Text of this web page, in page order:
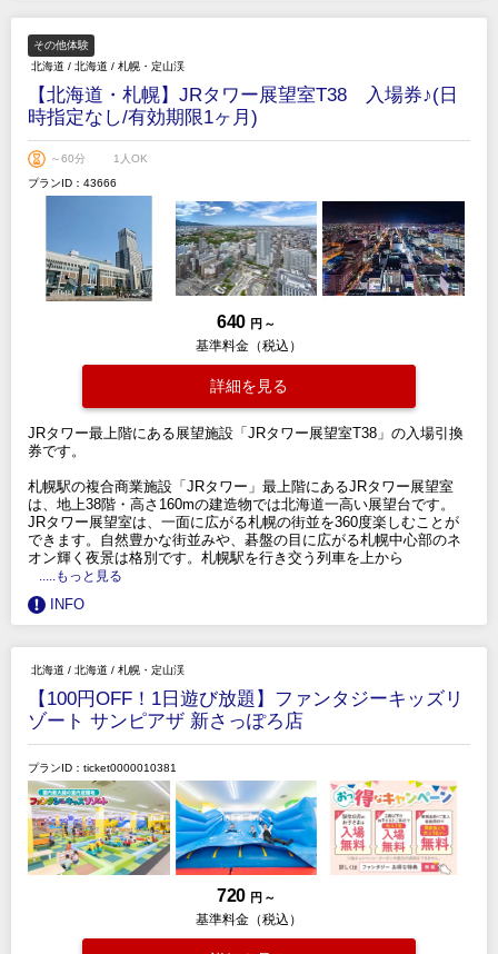
その他体験
北海道 / 北海道 / 札幌・定山渓
【北海道・札幌】JRタワー展望室T38 入場券♪(日
時指定なし/有効期限1ヶ月)
～60分
1人OK
プランID：43666
640 円 ～
基準料金（税込）
詳細を見る
JRタワー最上階にある展望施設「JRタワー展望室T38」の入場引換
券です。
札幌駅の複合商業施設「JRタワー」最上階にあるJRタワー展望室
は、地上38階・高さ160mの建造物では北海道一高い展望台です。
JRタワー展望室は、一面に広がる札幌の街並を360度楽しむことが
できます。自然豊かな街並みや、碁盤の目に広がる札幌中心部のネ
オン輝く夜景は格別です。札幌駅を行き交う列車を上から
.....もっと見る
INFO
北海道 / 北海道 / 札幌・定山渓
【100円OFF！1日遊び放題】ファンタジーキッズリ
ゾート サンピアザ 新さっぽろ店
プランID：ticket0000010381
720 円 ～
基準料金（税込）